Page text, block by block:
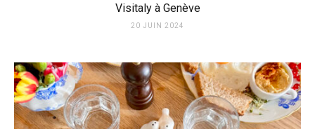
Visitaly à Genève
20 JUIN 2024